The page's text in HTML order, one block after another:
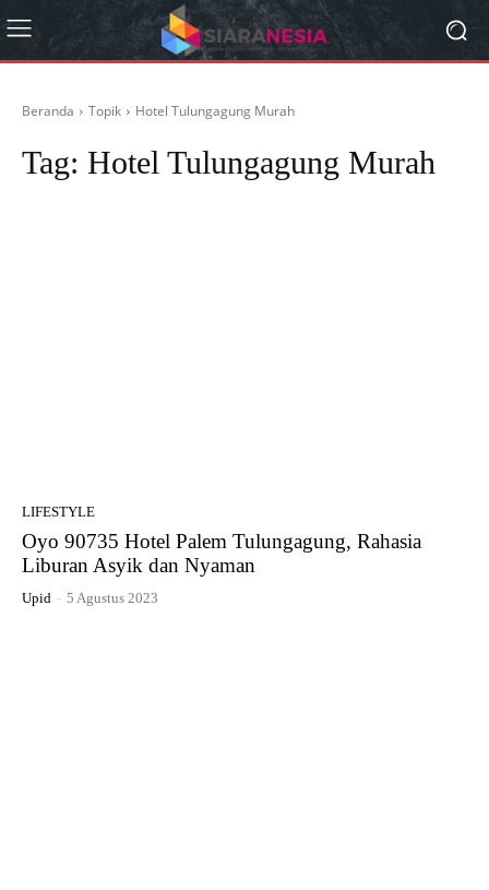
Beranda Topik Hotel Tulungagung Murah
Tag: Hotel Tulungagung Murah
LIFESTYLE
Oyo 90735 Hotel Palem Tulungagung, Rahasia
Liburan Asyik dan Nyaman
Upid - 5 Agustus 2023